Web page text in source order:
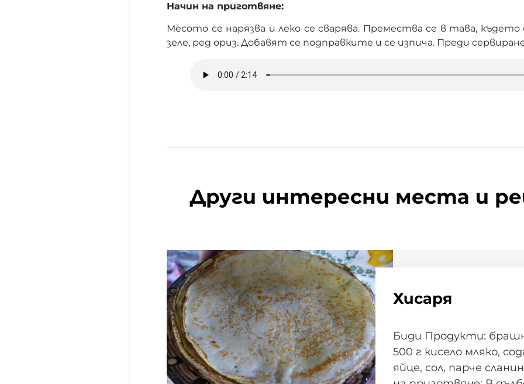
Начин на приготвяне:
Месото се нарязва и леко се сварява. Премества се в тава,
зеле, ред ориз. Добавят се подправките и се изпича. Преди
Други интересни места и
Хисаря
Биди Продукти:
500 г кисело мляко,
яйце, сол, парче